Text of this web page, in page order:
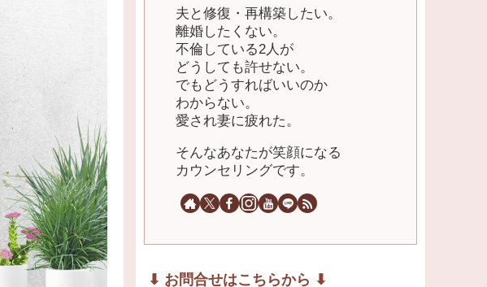
夫と修復・再構築したい。
離婚したくない。
不倫している2人が
どうしても許せない。
でもどうすればいいのか
わからない。
愛され妻に疲れた。
そんなあなたが笑顔になる
カウンセリングです。
⬇︎ お問合せはこちらから ⬇︎